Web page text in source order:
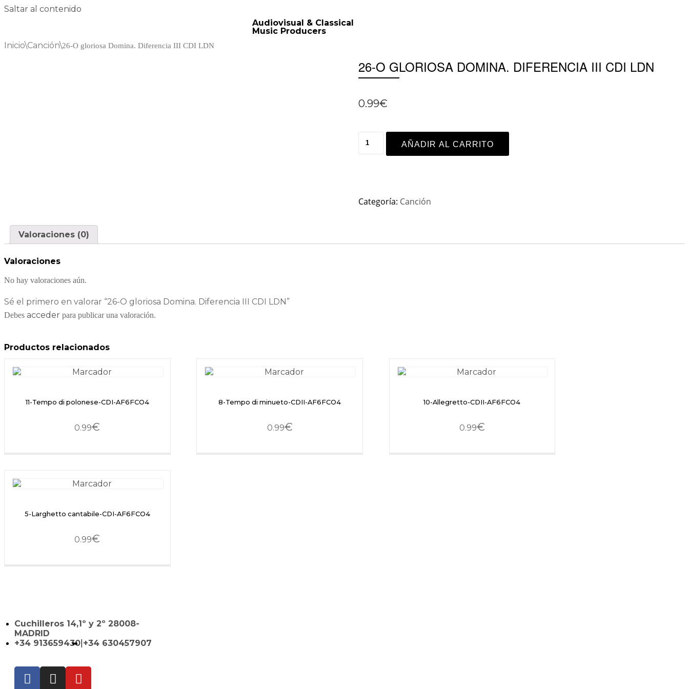
Saltar al contenido
Audiovisual & Classical
Music Producers
Inicio\Canción\26-O gloriosa Domina. Diferencia III CDI LDN
26-O GLORIOSA DOMINA. DIFERENCIA III CDI LDN
0.99€
AÑADIR AL CARRITO
Categoría: Canción
Valoraciones (0)
Valoraciones
No hay valoraciones aún.
Sé el primero en valorar “26-O gloriosa Domina. Diferencia III CDI LDN”
Debes acceder para publicar una valoración.
Productos relacionados
11-Tempo di polonese-CDI-AF6FCO4
0.99€
8-Tempo di minueto-CDII-AF6FCO4
0.99€
10-Allegretto-CDII-AF6FCO4
0.99€
5-Larghetto cantabile-CDI-AF6FCO4
0.99€
Cuchilleros 14,1º y 2º 28008-
MADRID
+34 913659430 +34 630457907